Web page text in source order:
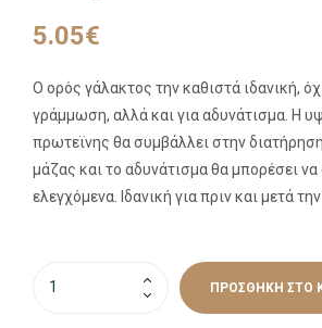
5.05€
Ο ορός γάλακτος την καθιστά ιδανική,
γράμμωση, αλλά και για αδυνάτισμα. Η
πρωτεϊνης θα συμβάλλει στην
μάζας και το αδυνάτισμα θα μπορέσει
ελεγχόμενα. Ιδανική για πριν και μετά
ΠΡΟΣΘΉΚΗ ΣΤΟ